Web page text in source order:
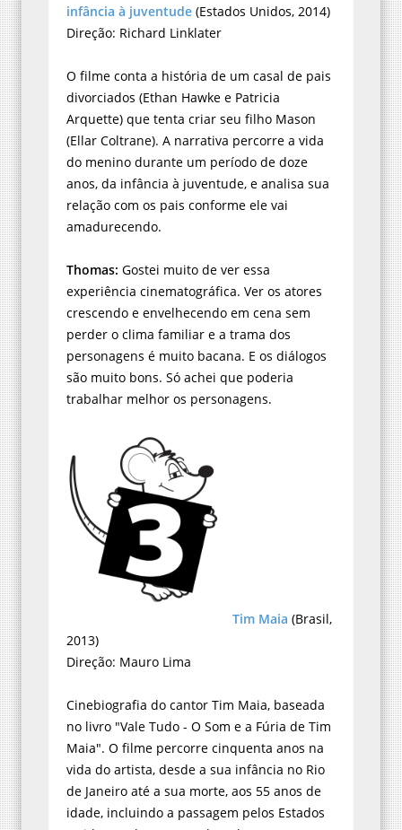
infância à juventude (Estados Unidos, 2014)
Direção: Richard Linklater
O filme conta a história de um casal de pais
divorciados (Ethan Hawke e Patricia
Arquette) que tenta criar seu filho Mason
(Ellar Coltrane). A narrativa percorre a vida
do menino durante um período de doze
anos, da infância à juventude, e analisa sua
relação com os pais conforme ele vai
amadurecendo.
Thomas: Gostei muito de ver essa
experiência cinematográfica. Ver os atores
crescendo e envelhecendo em cena sem
perder o clima familiar e a trama dos
personagens é muito bacana. E os diálogos
são muito bons. Só achei que poderia
trabalhar melhor os personagens.
Tim Maia (Brasil,
2013)
Direção: Mauro Lima
Cinebiografia do cantor Tim Maia, baseada
no livro "Vale Tudo - O Som e a Fúria de Tim
Maia". O filme percorre cinquenta anos na
vida do artista, desde a sua infância no Rio
de Janeiro até a sua morte, aos 55 anos de
idade, incluindo a passagem pelos Estados